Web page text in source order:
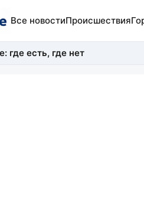
Все новостиПроисшествия
где есть, где нет